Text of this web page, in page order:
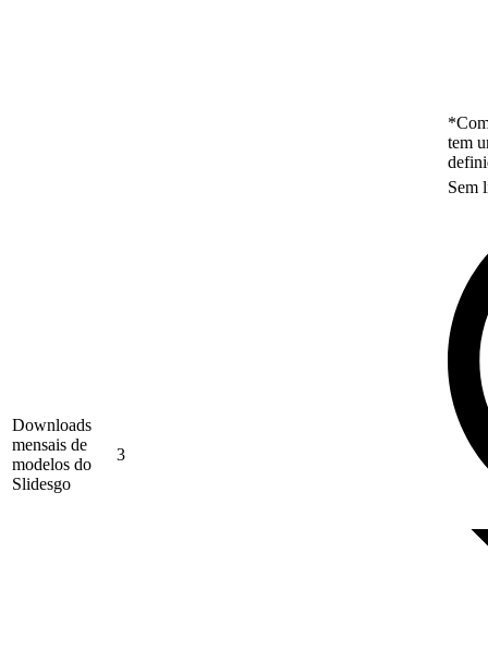
tem
Downloads
mensais de
modelos do
Slidesgo
3
Sem